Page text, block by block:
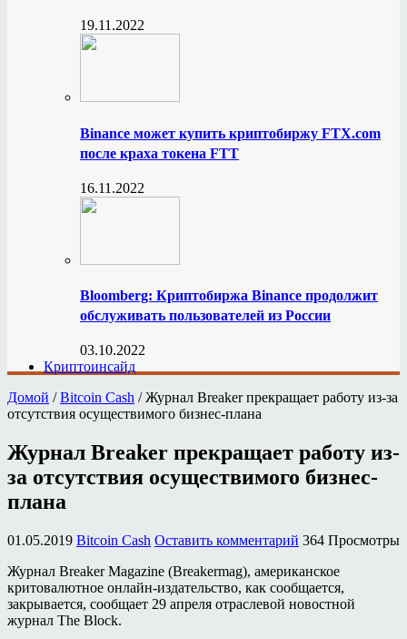
19.11.2022
Binance может купить криптобиржу FTX.com
после краха токена FTT
16.11.2022
Bloomberg: Криптобиржа Binance продолжит
обслуживать пользователей из России
03.10.2022
Криптоинсайд
Домой / Bitcoin Cash / Журнал Breaker прекращает работу из-за
отсутствия осуществимого бизнес-плана
Журнал Breaker прекращает работу из-
за отсутствия осуществимого бизнес-
плана
01.05.2019 Bitcoin Cash Оставить комментарий 364 Просмотры
Журнал Breaker Magazine (Breakermag), американское
критовалютное онлайн-издательство, как сообщается,
закрывается, сообщает 29 апреля отраслевой новостной
журнал The Block.